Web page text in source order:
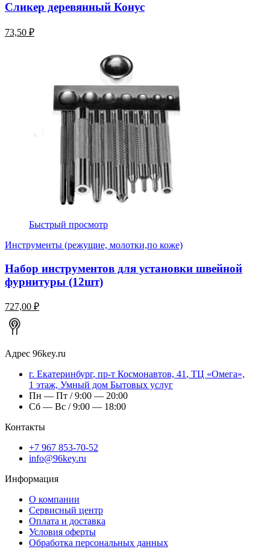
Сликер деревянный Конус
73,50 ₽
Быстрый просмотр
Инструменты (режущие, молотки,по коже)
Набор инструментов для установки швейной
фурнитуры (12шт)
727,00 ₽
Адрес 96key.ru
г. Екатеринбург, пр-т Космонавтов, 41, ТЦ «Омега»,
1 этаж, Умный дом Бытовых услуг
Пн — Пт / 9:00 — 20:00
Сб — Вс / 9:00 — 18:00
Контакты
+7 967 853-70-52
info@96key.ru
Информация
О компании
Сервисный центр
Оплата и доставка
Условия оферты
Обработка персональных данных